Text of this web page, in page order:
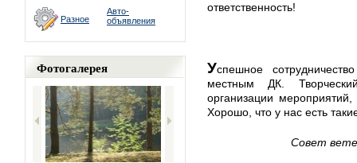
Разное
Авто-
объявления
Фотогалерея
ответственность!
Успешное
местным ДК.
организации
Хорошо, что у нас есть
Совет